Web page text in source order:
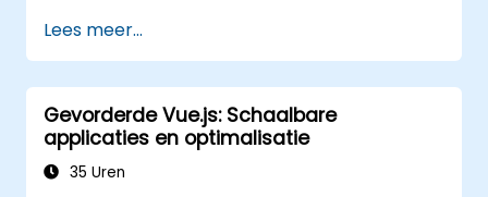
ontwikkelen zonder onnodige
complexiteit.
Lees meer...
Gevorderde Vue.js: Schaalbare
applicaties en optimalisatie
35 Uren